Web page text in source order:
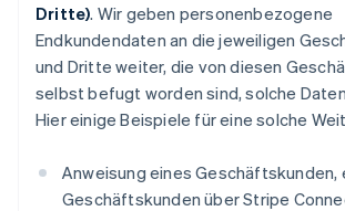
Dritte). Wir geben personenbezogene
Endkundendaten an die jeweiligen
und Dritte weiter, die von diesen
selbst befugt worden sind, solche
Hier einige Beispiele für eine solche
Anweisung eines Geschäftskunden,
Geschäftskunden über Stripe